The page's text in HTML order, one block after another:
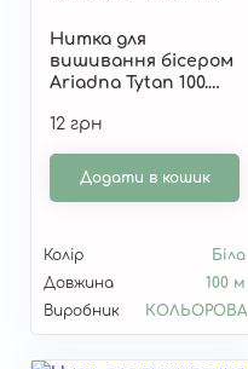
Нитка для
вишивання бісером
Ariadna Tytan 100.
12 грн
Додати в кошик
Колір
Біла
Довжина
100 м
Виробник
КОЛЬОРОВА